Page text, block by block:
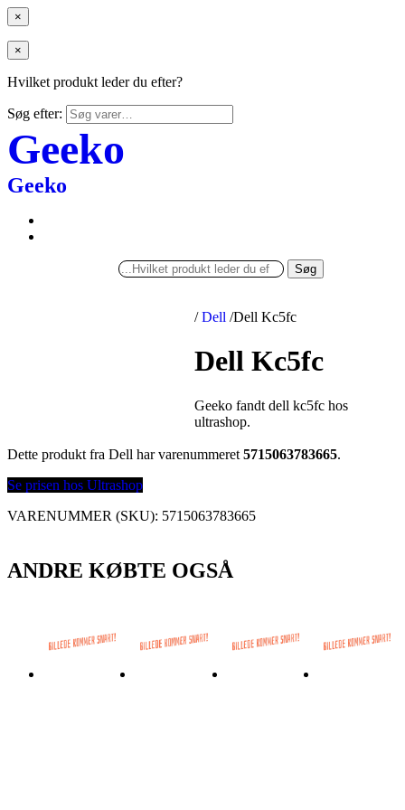
×
×
Hvilket produkt leder du efter?
Søg efter:
Geeko
Geeko
Søg
/ Dell /Dell Kc5fc
Dell Kc5fc
Geeko fandt dell kc5fc hos
ultrashop.
Dette produkt fra Dell har varenummeret 5715063783665.
Se prisen hos Ultrashop
VARENUMMER (SKU): 5715063783665
ANDRE KØBTE OGSÅ